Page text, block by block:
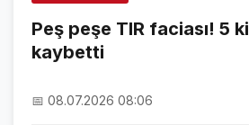
ÖZEL SAYFALAR
NAMAZ VAKİTLERİ
Peş peşe TIR faciası! 5
kaybetti
📅 08.07.2026 08:06